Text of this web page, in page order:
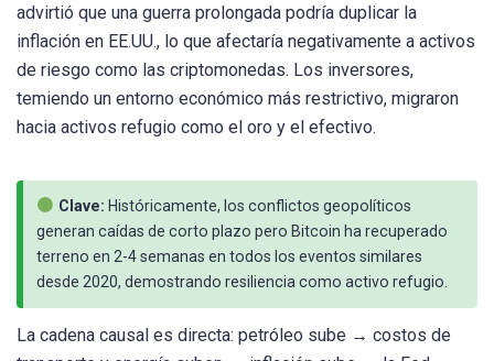
advirtió que una guerra prolongada podría duplicar la
inflación en EE.UU., lo que afectaría negativamente a activos
de riesgo como las criptomonedas. Los inversores,
temiendo un entorno económico más restrictivo, migraron
hacia activos refugio como el oro y el efectivo.
Clave: Históricamente, los conflictos geopolíticos
generan caídas de corto plazo pero Bitcoin ha recuperado
terreno en 2-4 semanas en todos los eventos similares
desde 2020, demostrando resiliencia como activo refugio.
La cadena causal es directa: petróleo sube → costos de